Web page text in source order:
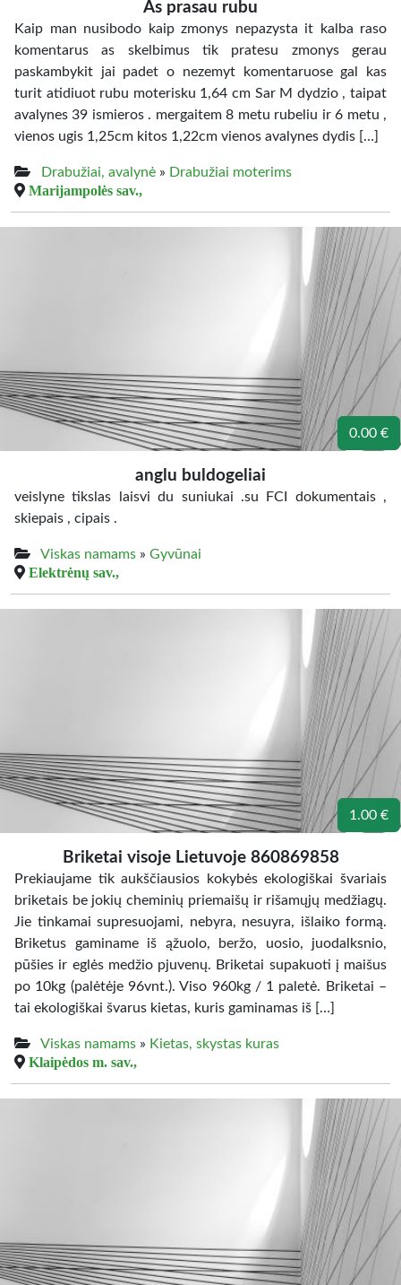
As prasau rubu
Kaip man nusibodo kaip zmonys nepazysta it kalba raso
komentarus as skelbimus tik pratesu zmonys gerau
paskambykit jai padet o nezemyt komentaruose gal kas
turit atidiuot rubu moterisku 1,64 cm Sar M dydzio , taipat
avalynes 39 ismieros . mergaitem 8 metu rubeliu ir 6 metu ,
vienos ugis 1,25cm kitos 1,22cm vienos avalynes dydis […]
Drabužiai, avalynė » Drabužiai moterims
Marijampolės sav.,
0.00 €
anglu buldogeliai
veislyne tikslas laisvi du suniukai .su FCI dokumentais ,
skiepais , cipais .
Viskas namams » Gyvūnai
Elektrėnų sav.,
1.00 €
Briketai visoje Lietuvoje 860869858
Prekiaujame tik aukščiausios kokybės ekologiškai švariais
briketais be jokių cheminių priemaišų ir rišamųjų medžiagų.
Jie tinkamai supresuojami, nebyra, nesuyra, išlaiko formą.
Briketus gaminame iš ąžuolo, beržo, uosio, juodalksnio,
pūšies ir eglės medžio pjuvenų. Briketai supakuoti į maišus
po 10kg (palėtėje 96vnt.). Viso 960kg / 1 paletė. Briketai –
tai ekologiškai švarus kietas, kuris gaminamas iš […]
Viskas namams » Kietas, skystas kuras
Klaipėdos m. sav.,